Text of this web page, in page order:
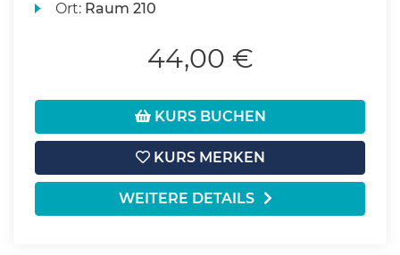
Ort: Raum 210
44,00 €
KURS BUCHEN
KURS MERKEN
WEITERE DETAILS